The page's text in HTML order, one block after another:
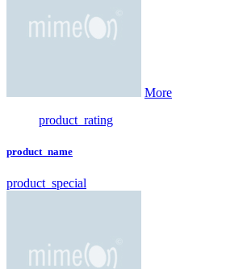
More
product_rating
product_name
product_special